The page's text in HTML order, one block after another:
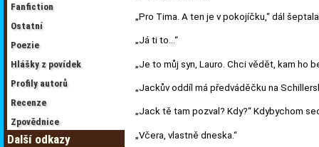
Fanfiction
Ostatní
Poezie
Hlášky z povídek
Profily autorů
Recenze
Zpovědnice
Další odkazy
„Pro Tima. A ten je v pokojíčku,“ dál
„Já ti to…“
„Je to můj syn, Lauro. Chci vědět, kam ho
„Jackův oddíl má předváděčku na
„Jack tě tam pozval? Kdy?“ Kdybychom
„Včera, vlastně dneska.“